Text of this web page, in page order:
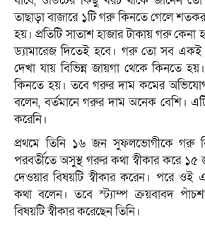
তাছাড়া বাজারে ১টি গরু কিনতে গেলে
হয়। প্রতিটি সাতাশ হাজার টাকায় গরু
ড্যামারেজ দিতেই হবে। গরু তো সব একই
দেখা যায় বিভিন্ন জায়গা থেকে কিনতে
কিনতে হয়। তবে গরুর দাম কমের
বলেন, বর্তমানে গরুর দাম অনেক বেশি।
করেনি।
প্রথমে তিনি ১৬ জন সুফলভোগীকে গরু
পরবর্তীতে অসুস্থ গরুর কথা স্বীকার করে
দেওয়ার বিষয়টি স্বীকার করেন। পরে
কথা বলেন। তবে স্ট্যাম্প ক্রয়বাবদ
বিষয়টি স্বীকার করেছেন তিনি।